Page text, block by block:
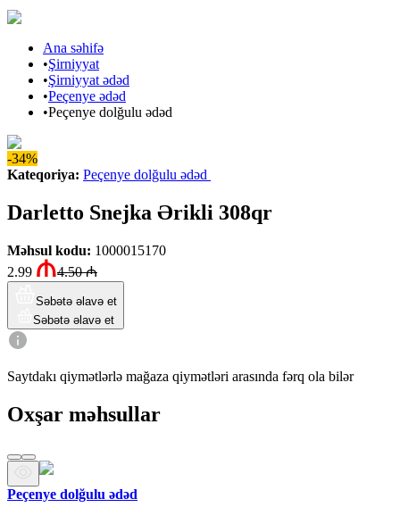
Ana səhifə
•Şirniyyat
•Şirniyyat ədəd
•Peçenye ədəd
•Peçenye dolğulu ədəd
-34%
Kateqoriya: Peçenye dolğulu ədəd
Darletto Snejka Ərikli 308qr
Məhsul kodu: 1000015170
2.99
4.50₼
Səbətə əlavə et
Səbətə əlavə et
Saytdakı qiymətlərlə mağaza qiymətləri arasında fərq ola bilər
Oxşar məhsullar
Peçenye dolğulu ədəd